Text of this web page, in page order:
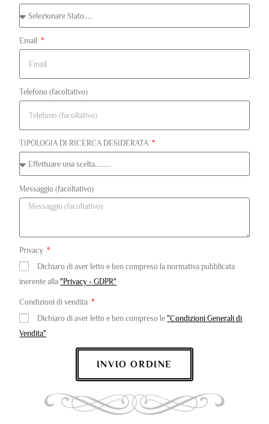
Email
Telefono (facoltativo)
TIPOLOGIA DI RICERCA DESIDERATA
Messaggio (facoltativo)
Privacy
Dichiaro di aver letto e ben compreso la normativa pubblicata
inerente alla"Privacy - GDPR"
Condizioni di vendita
Dichiaro di aver letto e ben compreso le"Condizioni Generali di
Vendita"
INVIO ORDINE